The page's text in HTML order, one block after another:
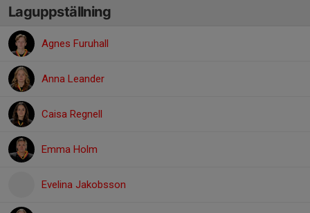
Laguppställning
Agnes Furuhall
Anna Leander
Caisa Regnell
Emma Holm
Evelina Jakobsson